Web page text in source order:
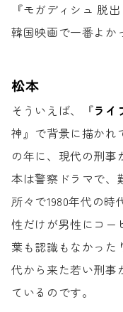
『モガディシュ 脱
韓国映画で一番よか
松本
そういえば、『ライ
神』で背景に描かれ
の年に、 現代の刑事
本は警察ドラマで、
所々で1980年代の時
性だけが男性にコー
葉も認識もなかった
代から来た若い刑事
ているのです。